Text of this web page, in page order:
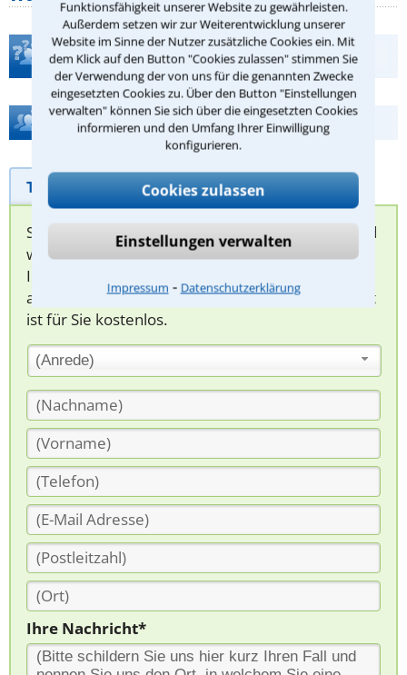
Funktionsfähigkeit unserer Website zu gewährleisten.
Außerdem setzen wir zur Weiterentwicklung unserer
Website im Sinne der Nutzer zusätzliche Cookies ein. Mit
dem Klick auf den Button "Cookies zulassen" stimmen Sie
der Verwendung der von uns für die genannten Zwecke
eingesetzten Cookies zu. Über den Button "Einstellungen
verwalten" können Sie sich über die eingesetzten Cookies
informieren und den Umfang Ihrer Einwilligung
konfigurieren.
Cookies zulassen
Einstellungen verwalten
Impressum ⁃ Datenschutzerklärung
Teste Dein Rechtswissen
Hilfe bei Ihrer Anwaltsuche?
Telefonhilfe Beratungsanfrage
Sie können hier Ihren Fall schildern. Anschließend
werden sich spezialisierte Rechtsanwälte bei
Ihnen melden, um das weitere Vorgehen
abzuklären. Die Rückmeldung durch einen Anwalt
ist für Sie kostenlos.
(Anrede)
Ihre Nachricht*